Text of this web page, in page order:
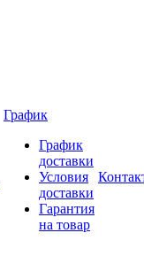
График
График
доставки
Условия
доставки
Гарантия
на товар